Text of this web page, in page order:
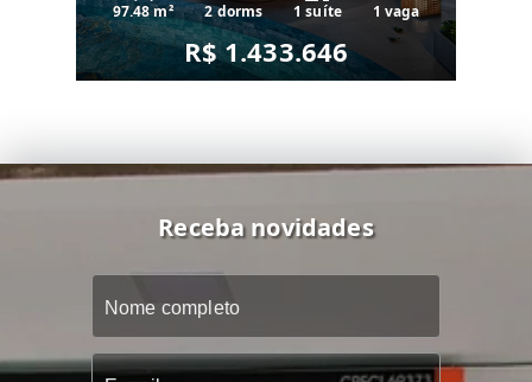
97.48 m² 2 dorms 1 suíte 1 vaga
R$ 1.433.646
Receba novidades